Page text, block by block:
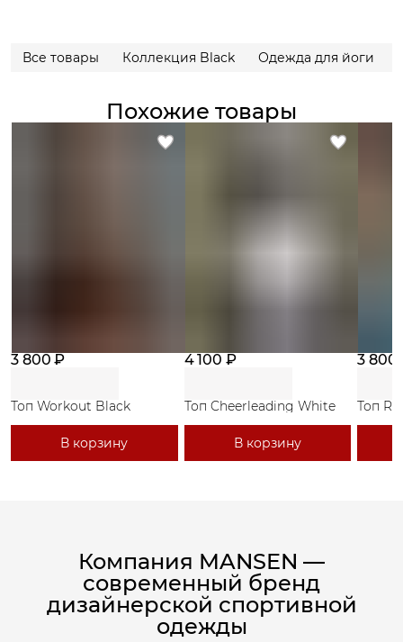
Все товары Коллекция Black Одежда для йоги
Похожие товары
3 800 ₽
Топ Workout Black
В корзину
4 100 ₽
Топ Cheerleading White
В корзину
3 800
Топ
Компания MANSEN —
современный бренд
дизайнерской спортивной
одежды